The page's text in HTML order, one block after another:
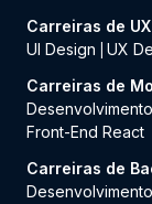
Carreiras de UX
UI Design
UX
Carreiras de
Front-End React
Carreiras de